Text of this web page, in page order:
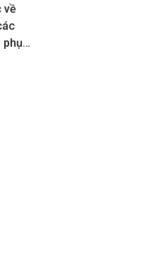
về
phục